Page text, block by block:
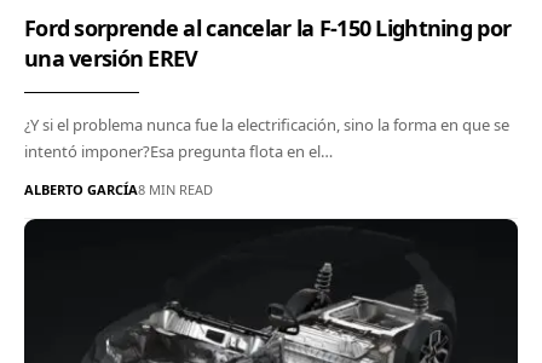
Ford sorprende al cancelar la F-150 Lightning por
una versión EREV
¿Y si el problema nunca fue la electrificación, sino la forma en que se
intentó imponer?Esa pregunta flota en el…
ALBERTO GARCÍA8 MIN READ